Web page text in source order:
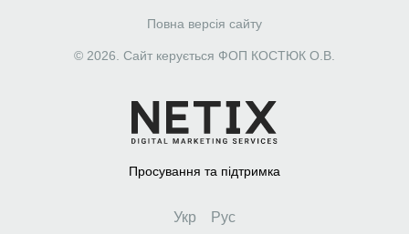
Повна версія сайту
© 2026. Сайт керується ФОП КОСТЮК О.В.
Просування та підтримка
Укр Рус